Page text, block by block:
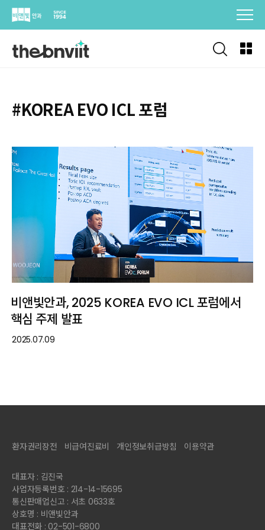
Skip
#KOREA EVO ICL 포럼
비앤빛안과, 2025 KOREA EVO ICL 포럼에서
핵심 주제 발표
2025.07.09
환자권리장전 비급여진료비 개인정보취급방침 이용약관
대표자 : 김진국
사업자등록번호 : 214-14-15695
통신판매업신고 : 서초 0633호
상호명 : 비앤빛안과
대표전화 : 02-501-6800